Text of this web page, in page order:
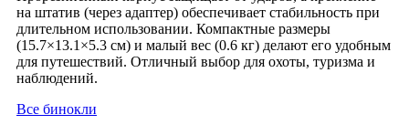
на штатив (через адаптер) обеспечивает стабильность при
длительном использовании. Компактные размеры
(15.7×13.1×5.3 см) и малый вес (0.6 кг) делают его удобным
для путешествий. Отличный выбор для охоты, туризма и
наблюдений.
Все бинокли